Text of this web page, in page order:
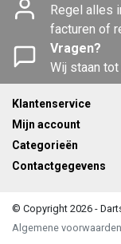
Regel alles
facturen of
Vragen?
Wij staan
Klantenservice
Mijn account
Categorieën
Contactgegevens
© Copyright 2026 -
Algemene voorwaarden